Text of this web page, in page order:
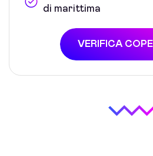
di marittima
VERIFICA